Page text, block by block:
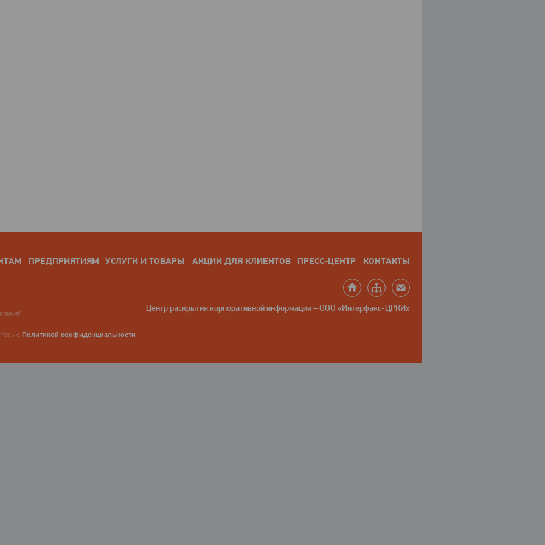
ПРЕДПРИЯТИЯМ УСЛУГИ И ТОВАРЫ АКЦИИ ДЛЯ КЛИЕНТОВ ПРЕСС-ЦЕНТР КОНТАКТЫ
Центр раскрытия корпоративной информации – ООО «Интерфакс-ЦРКИ»
с Политикой конфиденциальности